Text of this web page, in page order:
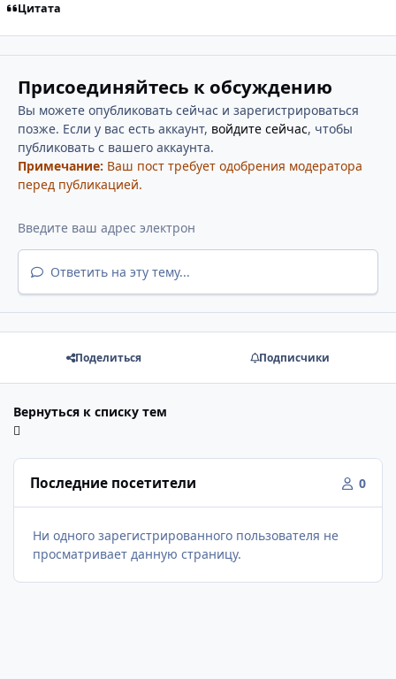
Цитата
Присоединяйтесь к обсуждению
Вы можете опубликовать сейчас и зарегистрироваться
позже. Если у вас есть аккаунт, войдите сейчас, чтобы
публиковать с вашего аккаунта.
Примечание: Ваш пост требует одобрения модератора
перед публикацией.
Ответить на эту тему...
Поделиться Подписчики
Вернуться к списку тем
Последние посетители 0
Ни одного зарегистрированного пользователя не
просматривает данную страницу.